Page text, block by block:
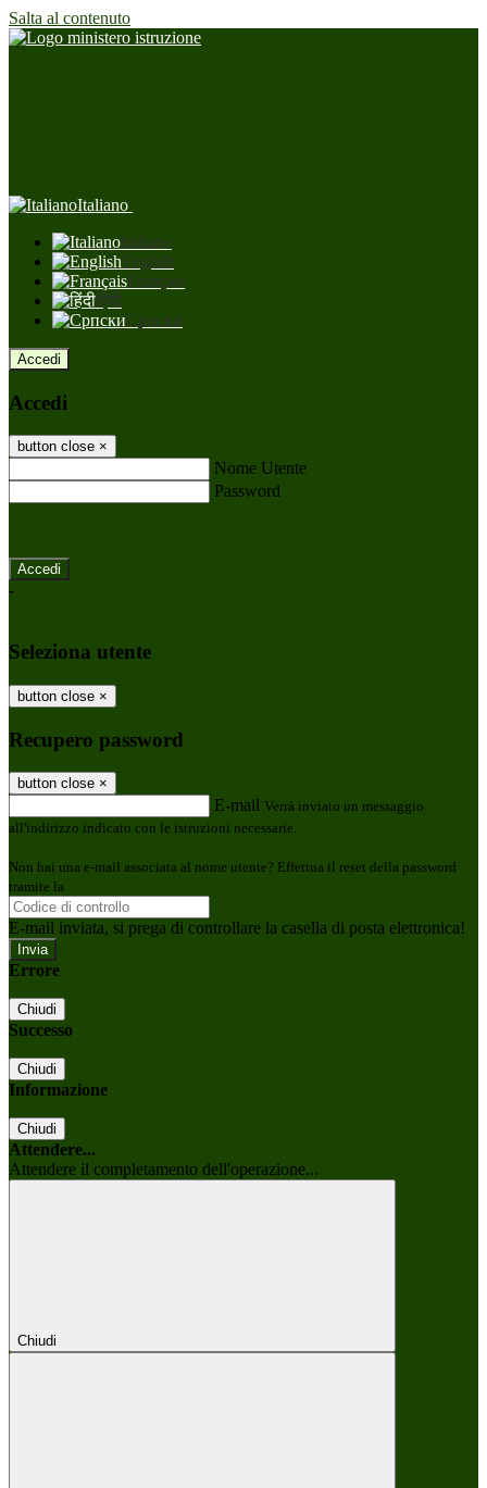
Salta al contenuto
Italiano
Italiano
English
Français
हिंदी
Српски
Accedi
Accedi
button close ×
Nome Utente
Password
-
Seleziona utente
button close ×
Recupero password
button close ×
E-mail Verrà inviato un messaggio
all'indirizzo indicato con le istruzioni necessarie.
Non hai una e-mail associata al nome utente? Effettua il reset della password
tramite la
E-mail inviata, si prega di controllare la casella di posta elettronica!
Errore
Chiudi
Successo
Chiudi
Informazione
Chiudi
Attendere...
Attendere il completamento dell'operazione...
Chiudi